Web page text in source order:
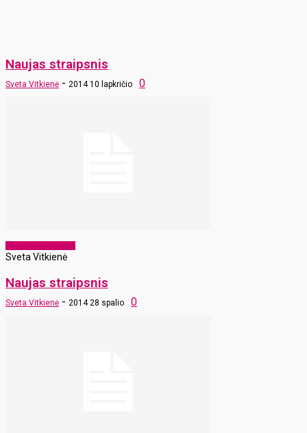
Naujas straipsnis
Sveta Vitkienė - 2014 10 lapkričio 0
Sveta Vitkienė
Naujas straipsnis
Sveta Vitkienė - 2014 28 spalio 0